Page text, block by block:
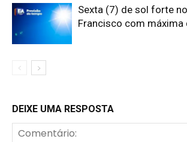
Sexta (7) de sol forte
Francisco com máxima
DEIXE UMA RESPOSTA